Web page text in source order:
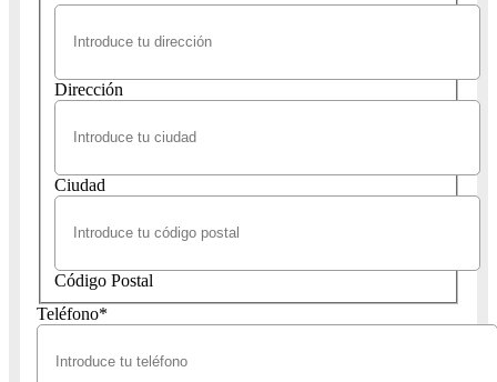
Dirección
Ciudad
Código Postal
Teléfono*